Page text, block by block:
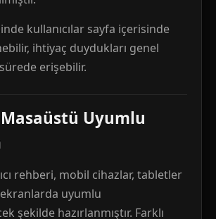
kullanıcılar sayfa içerisinde
ihtiyaç duydukları genel
erişebilir.
Uyumlu
rehberi, mobil cihazlar, tabletler
uyumlu
şekilde hazırlanmıştır. Farklı